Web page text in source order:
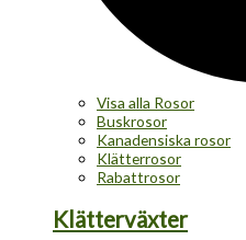
Visa alla Rosor
Buskrosor
Kanadensiska rosor
Klätterrosor
Rabattrosor
Klätterväxter